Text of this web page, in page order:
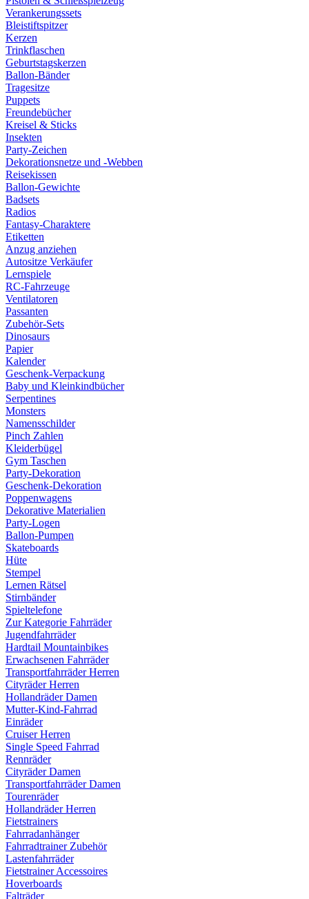
Verankerungssets
Bleistiftspitzer
Kerzen
Trinkflaschen
Geburtstagskerzen
Ballon-Bänder
Tragesitze
Puppets
Freundebücher
Kreisel & Sticks
Insekten
Party-Zeichen
Dekorationsnetze und -Webben
Reisekissen
Ballon-Gewichte
Badsets
Radios
Fantasy-Charaktere
Etiketten
Anzug anziehen
Autositze Verkäufer
Lernspiele
RC-Fahrzeuge
Ventilatoren
Passanten
Zubehör-Sets
Dinosaurs
Papier
Kalender
Geschenk-Verpackung
Baby und Kleinkindbücher
Serpentines
Monsters
Namensschilder
Pinch Zahlen
Kleiderbügel
Gym Taschen
Party-Dekoration
Geschenk-Dekoration
Poppenwagens
Dekorative Materialien
Party-Logen
Ballon-Pumpen
Skateboards
Hüte
Stempel
Lernen Rätsel
Stirnbänder
Spieltelefone
Zur Kategorie Fahrräder
Jugendfahrräder
Hardtail Mountainbikes
Erwachsenen Fahrräder
Transportfahrräder Herren
Cityräder Herren
Hollandräder Damen
Mutter-Kind-Fahrrad
Einräder
Cruiser Herren
Single Speed Fahrrad
Rennräder
Cityräder Damen
Transportfahrräder Damen
Tourenräder
Hollandräder Herren
Fietstrainers
Fahrradanhänger
Fahrradtrainer Zubehör
Lastenfahrräder
Fietstrainer Accessoires
Hoverboards
Falträder